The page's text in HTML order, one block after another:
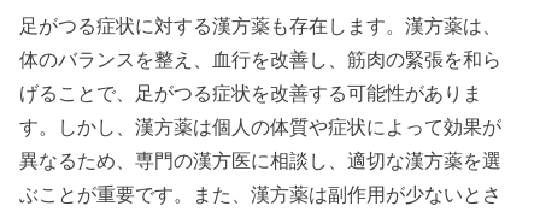
足がつる症状に対する漢方薬も存在します。漢方薬は、
体のバランスを整え、血行を改善し、筋肉の緊張を和ら
げることで、足がつる症状を改善する可能性がありま
す。しかし、漢方薬は個人の体質や症状によって効果が
異なるため、専門の漢方医に相談し、適切な漢方薬を選
ぶことが重要です。また、漢方薬は副作用が少ないとさ